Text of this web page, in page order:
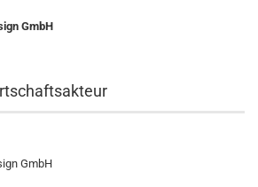
GmbH
GmbH